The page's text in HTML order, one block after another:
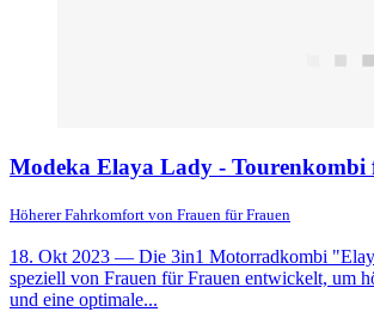
Modeka Elaya Lady - Tourenkombi
Höherer Fahrkomfort von Frauen für Frauen
18. Okt 2023 — Die 3in1 Motorradkombi
speziell von Frauen für Frauen entwickelt, um
und eine optimale...